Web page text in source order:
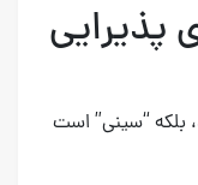
پذیرایی
بلکه “سینی” است